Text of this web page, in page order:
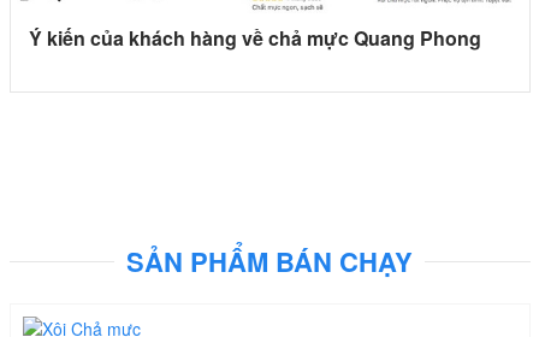
Ý kiến của khách hàng về chả mực Quang Phong
SẢN PHẨM BÁN CHẠY